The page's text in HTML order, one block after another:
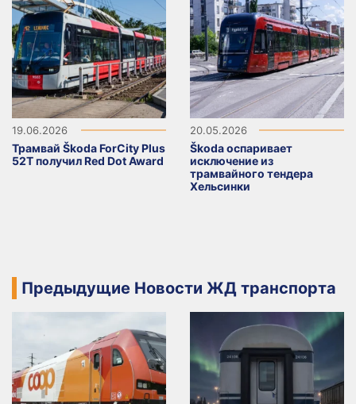
19.06.2026
Трамвай Škoda ForCity Plus
52T получил Red Dot Award
20.05.2026
Škoda оспаривает
исключение из
трамвайного тендера
Хельсинки
Предыдущие Новости ЖД транспорта